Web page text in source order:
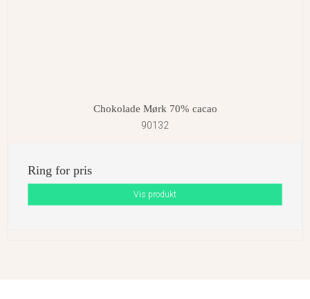
Chokolade Mørk 70% cacao
90132
Ring for pris
Vis produkt